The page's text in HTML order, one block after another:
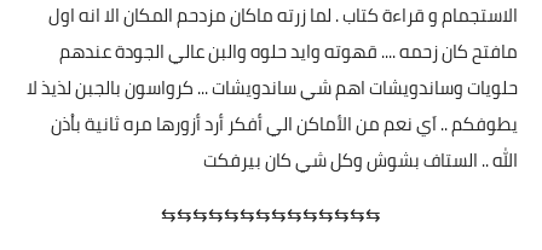
الاستجمام و قراءة كتاب . لما زرته ماكان مزدحم المكان الا انه اول
مافتح كان زحمه .... قهوته وايد حلوه والبن عالي الجودة عندهم
حلويات وساندويشات اهم شي ساندويشات ... كرواسون بالجبن لذيذ لا
يطوفكم .. اَي نعم من الأماكن الي أفكر أرد أزورها مره ثانية باْذن
الله .. الستاف بشوش وكل شي كان بيرفكت
⇆⇆⇆⇆⇆⇆⇆⇆⇆⇆⇆⇆⇆⇆